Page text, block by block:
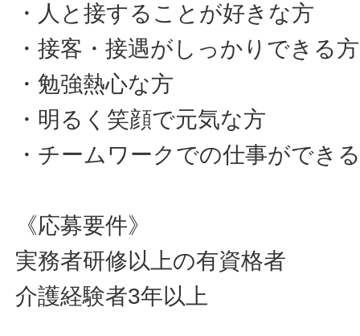
・人と接することが好きな方
・接客・接遇がしっかりできる方
・勉強熱心な方
・明るく笑顔で元気な方
・チームワークでの仕事ができ
《応募要件》
実務者研修以上の有資格者
介護経験者3年以上